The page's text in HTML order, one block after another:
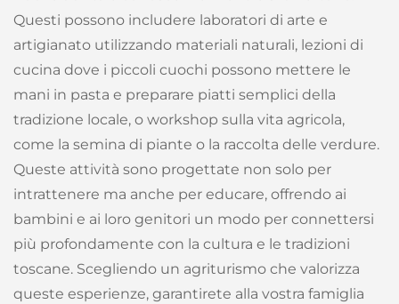
Questi possono includere laboratori di arte e
artigianato utilizzando materiali naturali, lezioni di
cucina dove i piccoli cuochi possono mettere le
mani in pasta e preparare piatti semplici della
tradizione locale, o workshop sulla vita agricola,
come la semina di piante o la raccolta delle verdure.
Queste attività sono progettate non solo per
intrattenere ma anche per educare, offrendo ai
bambini e ai loro genitori un modo per connettersi
più profondamente con la cultura e le tradizioni
toscane. Scegliendo un agriturismo che valorizza
queste esperienze, garantirete alla vostra famiglia